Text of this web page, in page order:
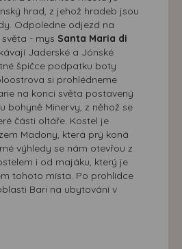
hrad, z jehož hradeb jsou
Odpoledne odjezd na
- mys Santa Maria di
Jaderské a Jónské
špičce podpatku boty
si prohlédneme
na konci světa postavený
bohyně Minervy, z něhož se
části oltáře. Kostel je
Madony, která prý koná
výhledy se nám otevřou z
i od majáku, který je
tohoto místa. Po prohlídce
Bari na ubytování v